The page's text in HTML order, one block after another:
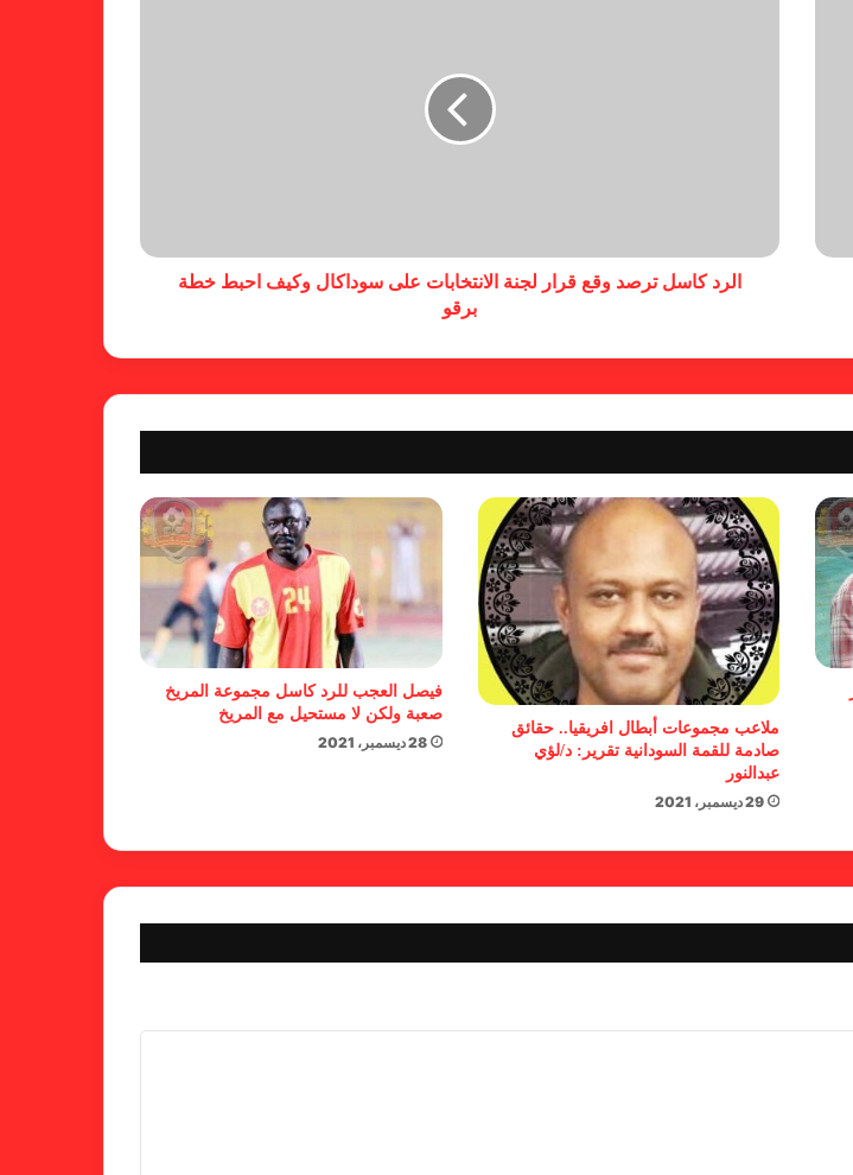
محلل الرد كاسل الهادي آدم.. هؤلاء
كلمة السر في انتصار المريخ على
النمور
هو الحل..
(الرد كاسل) تكتب تقرير عن
ومطرقة (المواجهة) …. وقرار القنصل
لم تتقمصه (الروح) بعد…. تقرير :
احمد إدريس
عبر الرد كاسل : مهيرات رابطة المرأة
المريخية يتفاعلن مع المشوار
الأفريقي
تنتظر الإنجاز قبل الصدام القادم
الرأس الأخضر يواجه جنوب أفريقيا
الرد كاسل ترصد وقع قرار لجنة الانتخابات على سوداكال وكيف احبط خطة
برقو
ملاعب مجموعات أبطال افريقيا.. حقائق
صادمة للقمة السودانية تقرير: د/لؤي
عبدالنور
29 ديسمبر، 2021
فيصل العجب للرد كاسل مجموعة المريخ
صعبة ولكن لا مستحيل مع المريخ
28 ديسمبر، 2021